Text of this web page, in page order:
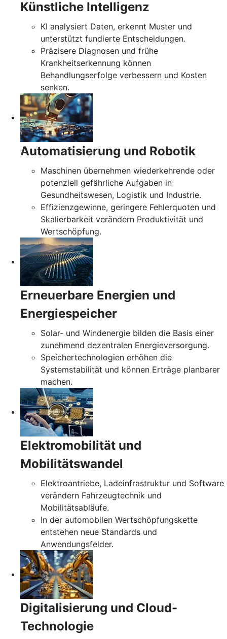
Künstliche Intelligenz
KI analysiert Daten, erkennt Muster und
unterstützt fundierte Entscheidungen.
Präzisere Diagnosen und frühe
Krankheitserkennung können
Behandlungserfolge verbessern und Kosten
senken.
Automatisierung und Robotik
Maschinen übernehmen wiederkehrende oder
potenziell gefährliche Aufgaben in
Gesundheitswesen, Logistik und Industrie.
Effizienzgewinne, geringere Fehlerquoten und
Skalierbarkeit verändern Produktivität und
Wertschöpfung.
Erneuerbare Energien und
Energiespeicher
Solar- und Windenergie bilden die Basis einer
zunehmend dezentralen Energieversorgung.
Speichertechnologien erhöhen die
Systemstabilität und können Erträge planbarer
machen.
Elektromobilität und
Mobilitätswandel
Elektroantriebe, Ladeinfrastruktur und Software
verändern Fahrzeugtechnik und
Mobilitätsabläufe.
In der automobilen Wertschöpfungskette
entstehen neue Standards und
Anwendungsfelder.
Digitalisierung und Cloud-
Technologie